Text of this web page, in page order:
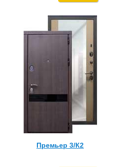
Премьер 3/К2